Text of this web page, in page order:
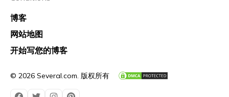
© 2026 Several.com. 版权所有
博客
网站地图
开始写您的博客